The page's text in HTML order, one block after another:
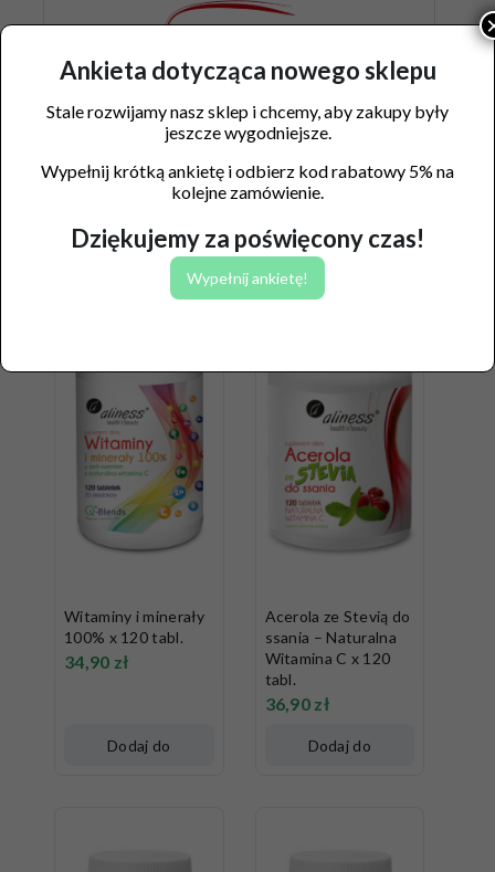
Podobne produkty
Witaminy i minerały
100% x 120 tabl.
34,90 zł
Dodaj do
Acerola ze Stevią do
ssania – Naturalna
Witamina C x 120
tabl.
36,90 zł
Dodaj do
Ankieta dotycząca nowego sklepu
Stale rozwijamy nasz sklep i chcemy, aby zakupy były
jeszcze wygodniejsze.
Wypełnij krótką ankietę i odbierz kod rabatowy 5% na
kolejne zamówienie.
Dziękujemy za poświęcony czas!
Wypełnij ankietę!